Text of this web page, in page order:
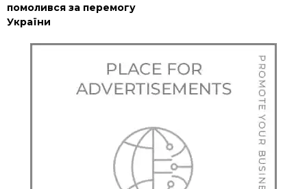
помолився за перемогу
України